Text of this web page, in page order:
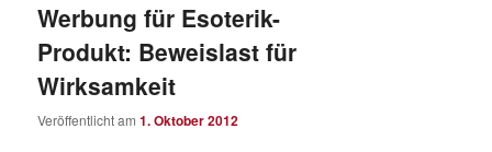
Werbung für Esoterik-
Produkt: Beweislast für
Wirksamkeit
Veröffentlicht am1. Oktober 2012